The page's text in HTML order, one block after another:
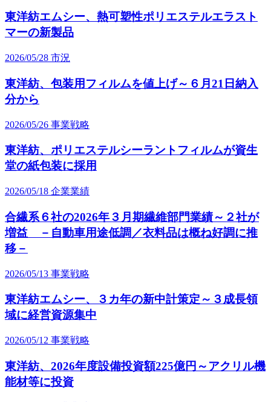
東洋紡エムシー、熱可塑性ポリエステルエラスト
マーの新製品
2026/05/28 市況
東洋紡、包装用フィルムを値上げ～６月21日納入
分から
2026/05/26 事業戦略
東洋紡、ポリエステルシーラントフィルムが資生
堂の紙包装に採用
2026/05/18 企業業績
合繊系６社の2026年３月期繊維部門業績～２社が
増益 －自動車用途低調／衣料品は概ね好調に推
移－
2026/05/13 事業戦略
東洋紡エムシー、３カ年の新中計策定～３成長領
域に経営資源集中
2026/05/12 事業戦略
東洋紡、2026年度設備投資額225億円～アクリル機
能材等に投資